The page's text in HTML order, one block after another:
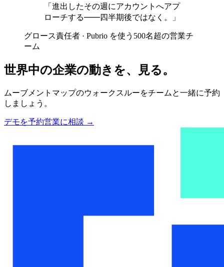
「進出したその週にアカウントへアプ
ローチする——四半期後ではなく。」
グロース責任者 · Pubrio を使う500名超の営業チ
ーム
世界中の企業の動きを、見る。
ムーブメントマップのウォークスルーをチームと一緒に予約
しましょう。
デモを予約営業に相談 →